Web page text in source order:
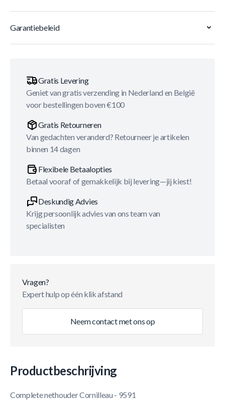
Garantiebeleid
Gratis Levering
Geniet van gratis verzending in Nederland en België
voor bestellingen boven €100
Gratis Retourneren
Van gedachten veranderd? Retourneer je artikelen
binnen 14 dagen
Flexibele Betaalopties
Betaal vooraf of gemakkelijk bij levering—jij kiest!
Deskundig Advies
Krijg persoonlijk advies van ons team van
specialisten
Vragen?
Expert hulp op één klik afstand
Neem contact met ons op
Productbeschrijving
Complete nethouder Cornilleau - 9591